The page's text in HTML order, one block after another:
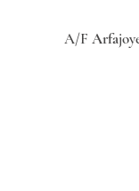
A/F Arfa